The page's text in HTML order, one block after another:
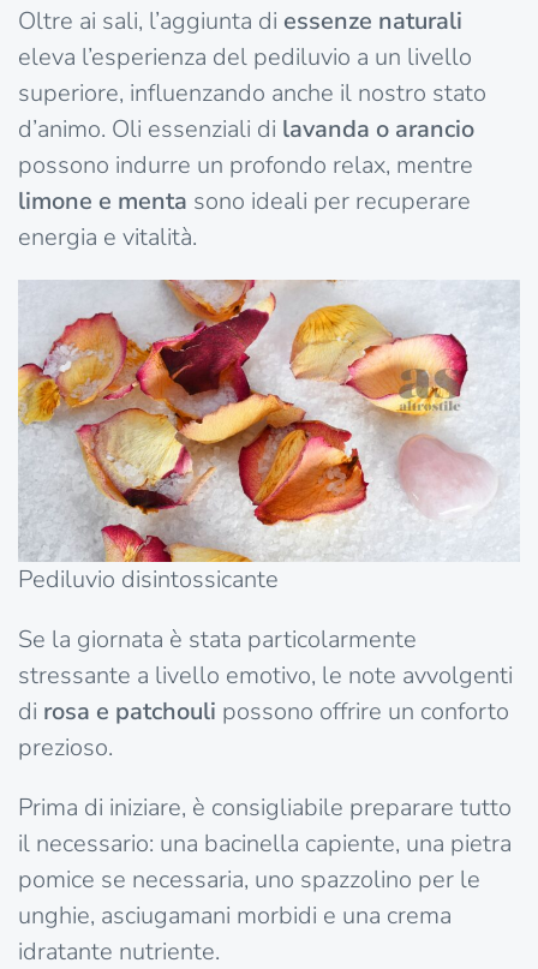
Oltre ai sali, l’aggiunta di essenze naturali
eleva l’esperienza del pediluvio a un livello
superiore, influenzando anche il nostro stato
d’animo. Oli essenziali di lavanda o arancio
possono indurre un profondo relax, mentre
limone e menta sono ideali per recuperare
energia e vitalità.
Pediluvio disintossicante
Se la giornata è stata particolarmente
stressante a livello emotivo, le note avvolgenti
di rosa e patchouli possono offrire un conforto
prezioso.
Prima di iniziare, è consigliabile preparare tutto
il necessario: una bacinella capiente, una pietra
pomice se necessaria, uno spazzolino per le
unghie, asciugamani morbidi e una crema
idratante nutriente.